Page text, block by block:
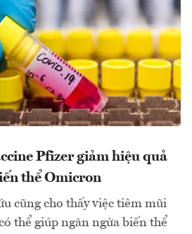
Pfizer giảm hiệu quả
thể Omicron
cũng cho thấy việc tiêm mũi
thể giúp ngăn ngừa biến thể